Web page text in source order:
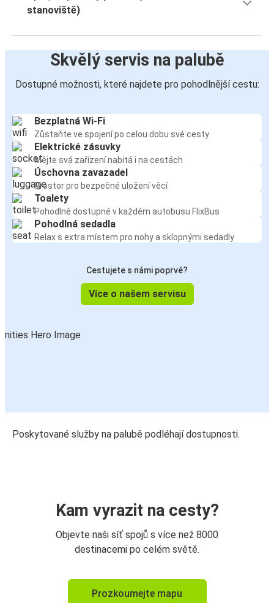
stanoviště)
Skvělý servis na palubě
Dostupné možnosti, které najdete pro pohodlnější cestu:
Bezplatná Wi-Fi
Zůstaňte ve spojení po celou dobu své cesty
Elektrické zásuvky
Mějte svá zařízení nabitá i na cestách
Úschovna zavazadel
Prostor pro bezpečné uložení věcí
Toalety
Pohodlně dostupné v každém autobusu FlixBus
Pohodlná sedadla
Relax s extra místem pro nohy a sklopnými sedadly
Cestujete s námi poprvé?
Více o našem servisu
Poskytované služby na palubě podléhají dostupnosti.
Kam vyrazit na cesty?
Objevte naši síť spojů s více než 8000
destinacemi po celém světě.
Prozkoumejte mapu